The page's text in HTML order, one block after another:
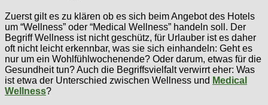
Zuerst gilt es zu klären ob es sich beim Angebot des Hotels
um “Wellness” oder “Medical Wellness” handeln soll. Der
Begriff Wellness ist nicht geschütz, für Urlauber ist es daher
oft nicht leicht erkennbar, was sie sich einhandeln: Geht es
nur um ein Wohlfühlwochenende? Oder darum, etwas für die
Gesundheit tun? Auch die Begriffsvielfalt verwirrt eher: Was
ist etwa der Unterschied zwischen Wellness und Medical
Wellness?